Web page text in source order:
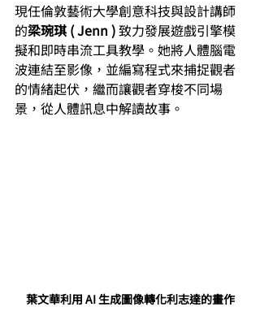
現任倫敦藝術大學創意科技與設計講師
的梁琬琪 ( Jenn ) 致力發展遊戲引擎模
擬和即時串流工具教學。她將人體腦電
波連結至影像，並編寫程式來捕捉觀者
的情緒起伏，繼而讓觀者穿梭不同場
景，從人體訊息中解讀故事。
葉文華利用 AI 生成圖像轉化利志達的畫作